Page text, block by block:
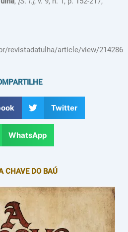
revistadatulha/article/view/214286
Twitter
WhatsApp
CHAVE DO BAÚ